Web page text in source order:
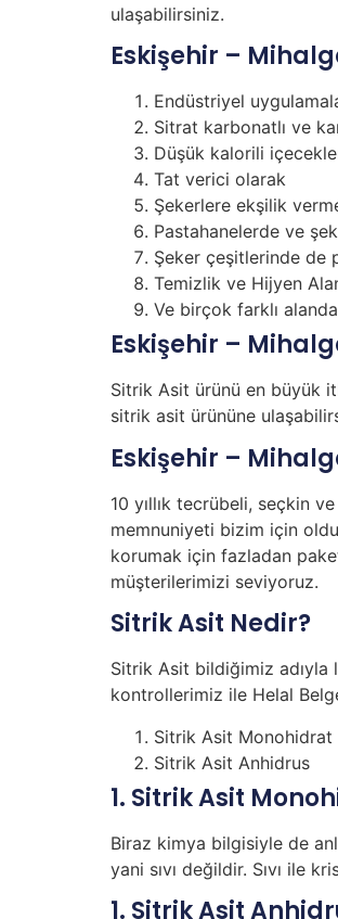
ulaşabilirsiniz.
Eskişehir –
Endüstriyel
Sitrat karbonatlı ve
Düşük kalorili
Tat verici olarak
Şekerlere ekşilik
Pastahanelerde ve
Şeker çeşitlerinde de
Temizlik ve Hijyen
Ve birçok farklı alanda
Eskişehir –
Sitrik Asit ürünü en büyük
sitrik asit ürününe
Eskişehir –
10 yıllık tecrübeli, seçkin
memnuniyeti bizim için
korumak için fazladan
müşterilerimizi seviyoruz.
Sitrik Asit Nedir?
Sitrik Asit bildiğimiz adıyla
kontrollerimiz ile Helal
Sitrik Asit Monohidrat
Sitrik Asit Anhidrus
1. Sitrik Asit
Biraz kimya bilgisiyle de
yani sıvı değildir. Sıvı ile
1. Sitrik Asit